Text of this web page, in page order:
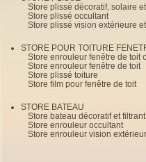
Store plissé décoratif, solaire
Store plissé occultant
Store plissé vision extérieure
STORE POUR TOITURE
Store enrouleur fenêtre de toit
Store enrouleur fenêtre de toit
Store plissé toiture
Store film pour fenêtre de toit
STORE BATEAU
Store bateau décoratif et filtrant
Store enrouleur occultant
Store enrouleur vision